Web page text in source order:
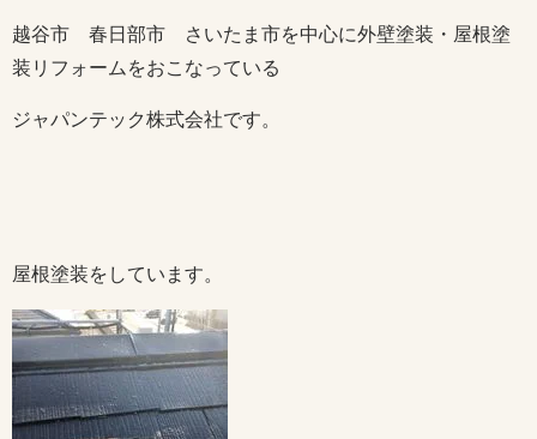
越谷市 春日部市 さいたま市を中心に外壁塗装・屋根塗
装リフォームをおこなっている
ジャパンテック株式会社です。
屋根塗装をしています。